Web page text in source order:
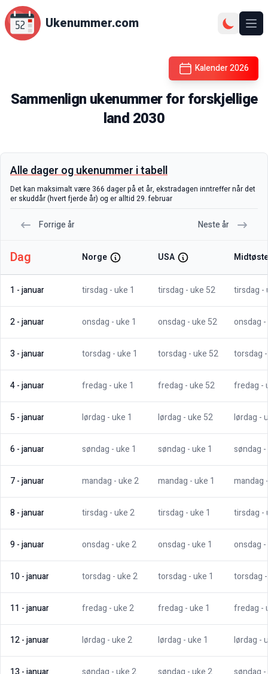
Ukenummer.com
Kalender2026
Sammenlign ukenummer for forskjellige
land 2030
Alle dager og ukenummer i tabell
Det kan maksimalt være 366 dager på et år, ekstradagen inntreffer når det
er skuddår (hvert fjerde år) og er alltid 29. februar
Forrige år Neste år
Dag Norge USA
1 -januar tirsdag - uke 1 tirsdag - uke 52 tirsdag -
2-januar onsdag - uke 1 onsdag - uke 52 onsdag
3 -januar torsdag - uke 1 torsdag - uke 52 torsdag
4-januar fredag - uke 1 fredag - uke 52 fredag -
5-januar lørdag - uke 1 lørdag - uke 52 lørdag -
6-januar søndag - uke 1 søndag - uke 1 søndag
7-januar mandag - uke2 mandag - uke 1 mandag
8-januar tirsdag - uke2 tirsdag - uke 1 tirsdag -
9-januar onsdag - uke2 onsdag - uke 1 onsdag
10-januar torsdag - uke2 torsdag - uke 1 torsdag
11 -januar fredag - uke2 fredag - uke 1 fredag -
12-januar lørdag - uke2 lørdag - uke 1 lørdag -